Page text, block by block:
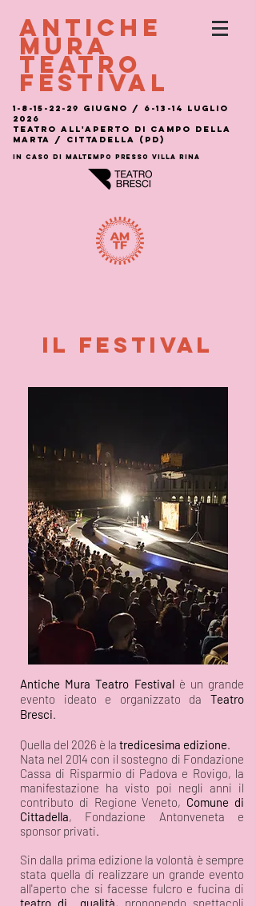
ANTICHE
MURA
TEATRO
FESTIVAL
1-8-15-22-29
giugno / 6-13-14 luglio
2026
Teatro all'aperto di Campo della
Marta / Cittadella (PD)
IN CASO DI MALTEMPO PRESSO VILLA RINA
IL FESTIVAL
Antiche Mura Teatro Festivalè un grande
evento ideato e organizzato da Teatro
Bresci.
Quella del 2026 è la tredicesima edizione.
Nata nel 2014 con il sostegno di Fondazione
Cassa di Risparmio di Padova e Rovigo, la
manifestazione ha visto poi negli anni il
contributo di Regione Veneto, Comune di
Cittadella, Fondazione Antonveneta e
sponsor privati.
Sin dalla prima edizione la volontà è sempre
stata quella di realizzare un grande evento
all'aperto che si facesse fulcro e fucina di
teatro di qualità, proponendo spettacoli